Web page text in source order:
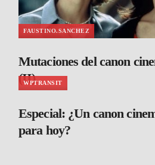
FAUSTINO.SANCHEZ
Mutaciones del canon
(II)
WPTRANSIT
Especial: ¿Un canon
para hoy?